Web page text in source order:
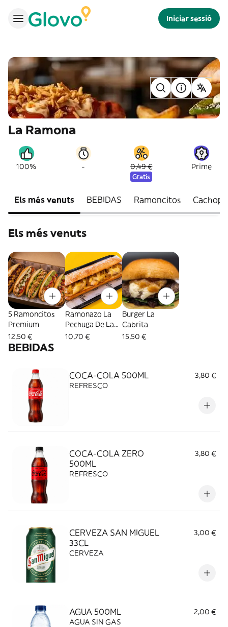
Iniciar sessió
La Ramona
100% - 0,49 €
Gratis
Prime
Els més venuts BEBIDAS Ramoncitos
Els més venuts
5 Ramoncitos
Premium
12,50 €
Ramonazo La
Pechuga De La
Ramona (25 Cm.)
10,70 €
Burger La
Cabrita
15,50 €
BEBIDAS
COCA-COLA 500ML
3,80 €
REFRESCO
COCA-COLA ZERO
500ML
3,80 €
REFRESCO
CERVEZA SAN MIGUEL
33CL
3,00 €
CERVEZA
AGUA 500ML
2,00 €
AGUA SIN GAS